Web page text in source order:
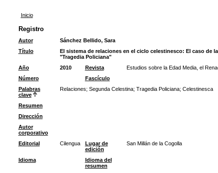
Inicio
Registro
Autor
Sánchez Bellido, Sara
Título
El sistema de relaciones en el ciclo celestinesco: El caso de
"Tragedia Policiana"
Año
2010 Revista
Estudios sobre la Edad Media, el
Número
Fascículo
Palabras
clave
Relaciones; Segunda Celestina; Tragedia Policiana; Celestinesca
Resumen
Dirección
Autor
corporativo
Editorial
Cilengua
Lugar de
edición
San Millán de la Cogolla
Idioma
Idioma del
resumen